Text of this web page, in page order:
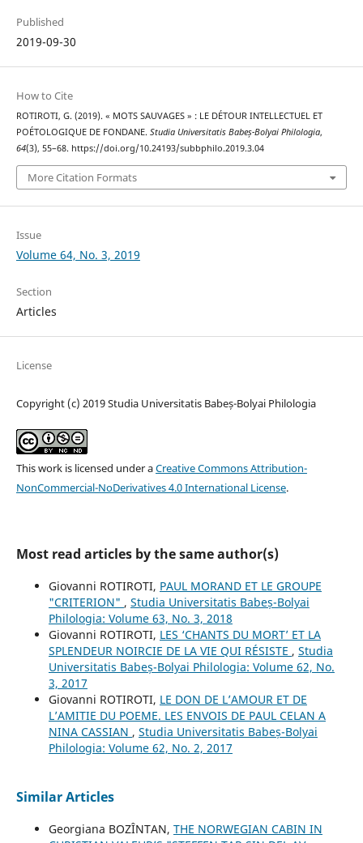
Published
2019-09-30
How to Cite
ROTIROTI, G. (2019). « MOTS SAUVAGES » : LE DÉTOUR INTELLECTUEL ET
POÉTOLOGIQUE DE FONDANE. Studia Universitatis Babeș-Bolyai Philologia,
64(3), 55–68. https://doi.org/10.24193/subbphilo.2019.3.04
More Citation Formats
Issue
Volume 64, No. 3, 2019
Section
Articles
License
Copyright (c) 2019 Studia Universitatis Babeș-Bolyai Philologia
This work is licensed under aCreative Commons Attribution-
NonCommercial-NoDerivatives 4.0 International License.
Most read articles by the same author(s)
Giovanni ROTIROTI, PAUL MORAND ET LE GROUPE
"CRITERION" , Studia Universitatis Babeș-Bolyai
Philologia: Volume 63, No. 3, 2018
Giovanni ROTIROTI, LES ‘CHANTS DU MORT’ ET LA
SPLENDEUR NOIRCIE DE LA VIE QUI RÉSISTE , Studia
Universitatis Babeș-Bolyai Philologia: Volume 62, No.
3, 2017
Giovanni ROTIROTI, LE DON DE L’AMOUR ET DE
L’AMITIE DU POEME. LES ENVOIS DE PAUL CELAN A
NINA CASSIAN , Studia Universitatis Babeș-Bolyai
Philologia: Volume 62, No. 2, 2017
Similar Articles
Georgiana BOZÎNTAN, THE NORWEGIAN CABIN IN